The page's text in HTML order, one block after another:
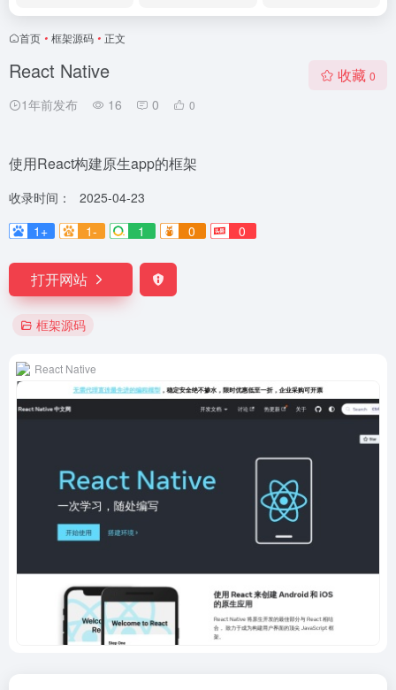
首页 • 框架源码 • 正文
React Native
1年前发布 16 0 0
收藏 0
使用React构建原生app的框架
收录时间：
2025-04-23
1+
1- 1 0 0
打开网站
框架源码
React Native